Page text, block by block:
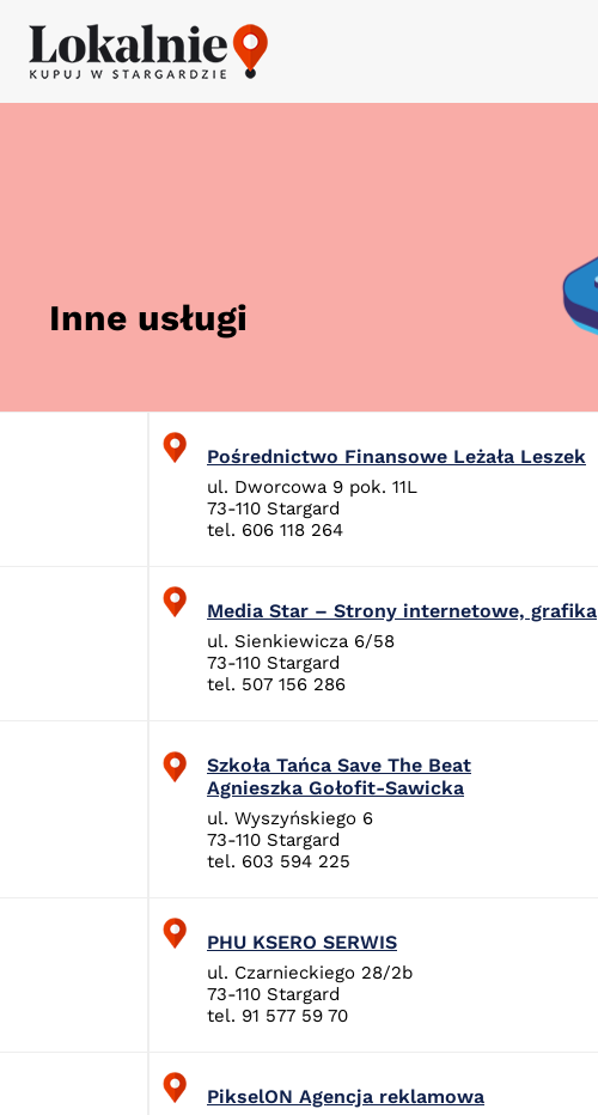
Inne usługi
Pośrednictwo Finansowe Leżała Leszek
ul. Dworcowa 9 pok. 11L
73-110 Stargard
tel. 606 118 264
Media Star – Strony internetowe, grafika
ul. Sienkiewicza 6/58
73-110 Stargard
tel. 507 156 286
Szkoła Tańca Save The Beat
Agnieszka Gołofit-Sawicka
ul. Wyszyńskiego 6
73-110 Stargard
tel. 603 594 225
PHU KSERO SERWIS
ul. Czarnieckiego 28/2b
73-110 Stargard
tel. 91 577 59 70
PikselON Agencja reklamowa